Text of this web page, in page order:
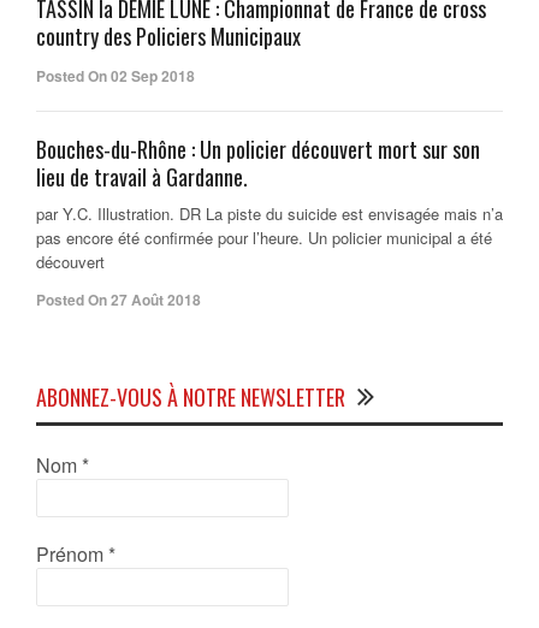
TASSIN la DEMIE LUNE : Championnat de France de cross
country des Policiers Municipaux
Posted On 02 Sep 2018
Bouches-du-Rhône : Un policier découvert mort sur son
lieu de travail à Gardanne.
par Y.C. Illustration. DR La piste du suicide est envisagée mais n’a
pas encore été confirmée pour l’heure. Un policier municipal a été
découvert
Posted On 27 Août 2018
ABONNEZ-VOUS À NOTRE NEWSLETTER
Nom *
Prénom *